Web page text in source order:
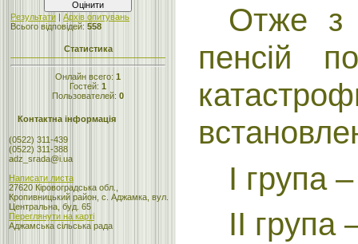
Результати | Архів опитувань
Всього відповідей: 558
Статистика
Онлайн всего: 1
Гостей: 1
Пользователей: 0
Контактна інформація
(0522) 311-439
(0522) 311-388
adz_srada@i.ua
Написати листа
27620 Кіровоградська обл.,
Кропивницький район, с. Аджамка, вул.
Центральна, буд. 65
Переглянути на карті
Аджамська сільська рада
Отже з
пенсій
І група
ІІ